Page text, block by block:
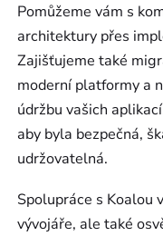
Pomůžeme vám s
architektury přes
Zajišťujeme také
moderní platformy a
údržbu vašich
aby byla bezpečná,
udržovatelná.
Spolupráce s Koalou
vývojáře, ale také